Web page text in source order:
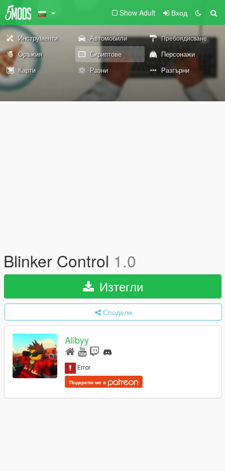
Show Adult Вход
Инструменти Автомобили Пребоядисване
Оръжия Скриптове
Персонажи
Карти
Разни Разгърни
Blinker Control 1.0
Изтегли
Сподели
Alibyy
Подкрепи ме в